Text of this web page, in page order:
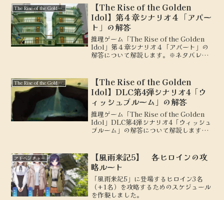
The Rise of the Golden Idol
【The Rise of the Golden
Idol】第４章シナリオ４「アパー
ト」の解答
推理ゲーム「The Rise of the Golden
Idol」第４章シナリオ４「アパート」の
解答について解説します。※ネタバレを
The Rise of the Golden Idol
【The Rise of the Golden
Idol】DLC第4弾シナリオ4「ウ
ィッシュブルーム」の解答
推理ゲーム「The Rise of the Golden
Idol」DLC第4弾シナリオ4「ウィッシュ
ブルーム」の解答について解説します。
アドベンチャー
【風雨来記5】 各ヒロインの攻
略ルート
「風雨来記5」に登場するヒロイン3名
（+1名）を攻略するためのスケジュール
を作製しました。